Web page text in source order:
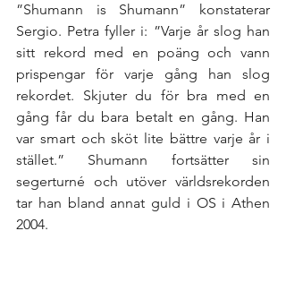
”Shumann is Shumann” konstaterar
Sergio. Petra fyller i: ”Varje år slog han
sitt rekord med en poäng och vann
prispengar för varje gång han slog
rekordet. Skjuter du för bra med en
gång får du bara betalt en gång. Han
var smart och sköt lite bättre varje år i
stället.” Shumann fortsätter sin
segerturné och utöver världsrekorden
tar han bland annat guld i OS i Athen
2004.